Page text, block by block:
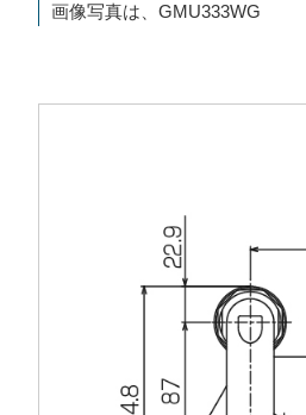
画像写真は、GMU333WG